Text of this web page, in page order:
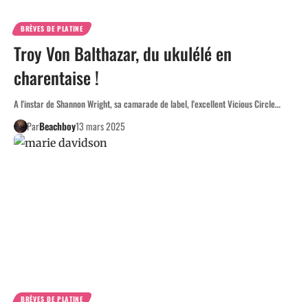
BRÈVES DE PLATINE
Troy Von Balthazar, du ukulélé en
charentaise !
A l'instar de Shannon Wright, sa camarade de label, l'excellent Vicious Circle…
ParBeachboy13 mars 2025
BRÈVES DE PLATINE